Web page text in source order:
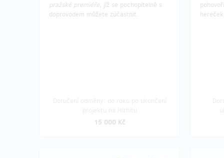
pražské premiéře, jíž se pochopitelně s
doprovodem můžete zúčastnit.
15 000 Kč